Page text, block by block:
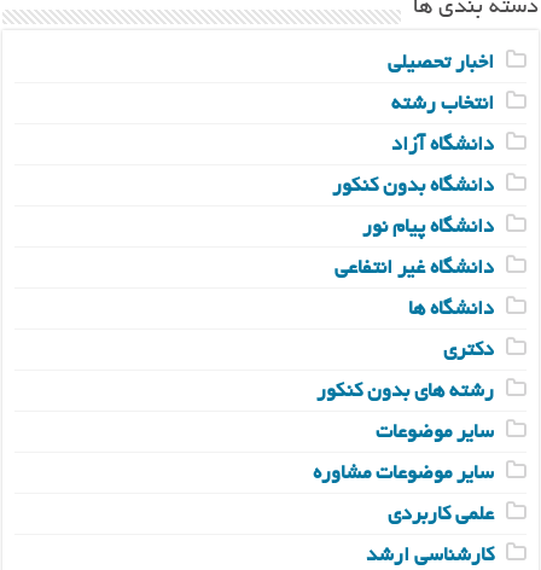
دسته بندی ها
اخبار تحصیلی
انتخاب رشته
دانشگاه آزاد
دانشگاه بدون کنکور
دانشگاه پیام نور
دانشگاه غیر انتفاعی
دانشگاه ها
دکتری
رشته های بدون کنکور
سایر موضوعات
سایر موضوعات مشاوره
علمی کاربردی
کارشناسی ارشد